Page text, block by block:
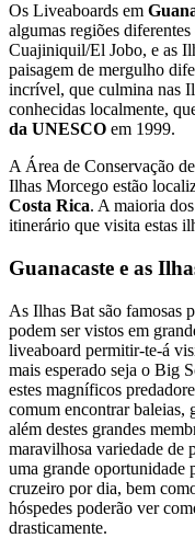
Os Liveaboards em
algumas regiões
Cuajiniquil/El Jobo, e as
paisagem de mergulho
incrível, que culmina nas
conhecidas localmente,
da UNESCO em 1999.
A Área de Conservação
Ilhas Morcego estão
Costa Rica. A maioria dos
itinerário que visita estas
Guanacaste e as
As Ilhas Bat são famosas
podem ser vistos em
liveaboard permitir-te-á
mais esperado seja o Big
estes magníficos
comum encontrar baleias,
além destes grandes
maravilhosa variedade de
uma grande oportunidade
cruzeiro por dia, bem
hóspedes poderão ver
drasticamente.